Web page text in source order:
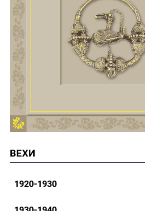
ВЕХИ
1920-1930
1920-1930 история